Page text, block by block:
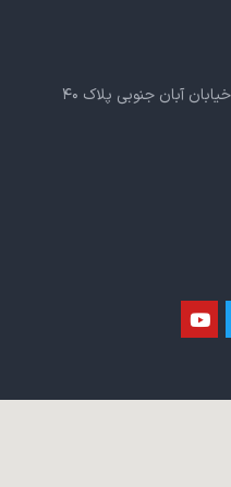
تهران، خیابان کریمخان زند، خیابان آبان جنوبی پلاک ۴۰